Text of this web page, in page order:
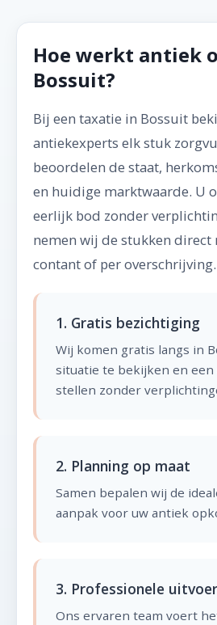
Hoe werkt antiek
Bossuit?
Bij een taxatie in Bossuit
antiekexperts elk stuk
beoordelen de staat,
en huidige marktwaarde. U
eerlijk bod zonder
nemen wij de stukken direct
contant of per overschrijving.
1. Gratis bezichtiging
Wij komen gratis langs in
situatie te bekijken en
stellen zonder
2. Planning op maat
Samen bepalen wij de
aanpak voor uw antiek
3. Professionele
Ons ervaren team voert